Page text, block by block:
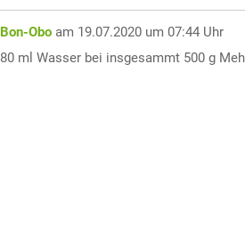
Bon-Obo am 19.07.2020 um 07:44 Uhr
80 ml Wasser bei insgesammt 500 g